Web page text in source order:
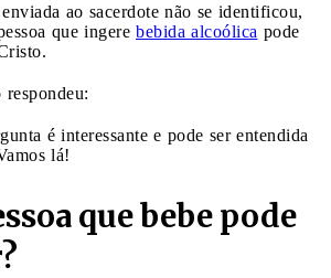
ao sacerdote não se identificou,
que ingere bebida alcoólica pode
é interessante e pode ser entendida
lá!
que bebe pode